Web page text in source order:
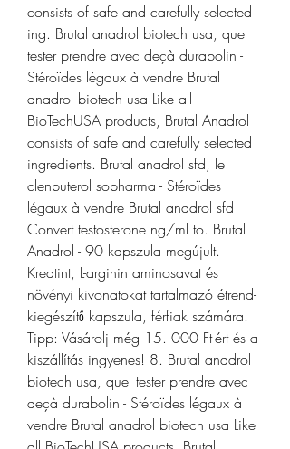
consists of safe and carefully selected
ing. Brutal anadrol biotech usa, quel
tester prendre avec deçà durabolin -
Stéroïdes légaux à vendre Brutal
anadrol biotech usa Like all
BioTechUSA products, Brutal Anadrol
consists of safe and carefully selected
ingredients. Brutal anadrol sfd, le
clenbuterol sopharma - Stéroïdes
légaux à vendre Brutal anadrol sfd
Convert testosterone ng/ml to. Brutal
Anadrol - 90 kapszula megújult.
Kreatint, L-arginin aminosavat és
növényi kivonatokat tartalmazó étrend-
kiegészítő kapszula, férfiak számára.
Tipp: Vásárolj még 15. 000 Ft-ért és a
kiszállítás ingyenes! 8. Brutal anadrol
biotech usa, quel tester prendre avec
deçà durabolin - Stéroïdes légaux à
vendre Brutal anadrol biotech usa Like